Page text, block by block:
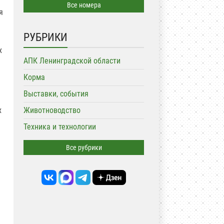
Все номера
РУБРИКИ
АПК Ленинградской области
Корма
Выставки, события
Животноводство
Техника и технологии
Все рубрики